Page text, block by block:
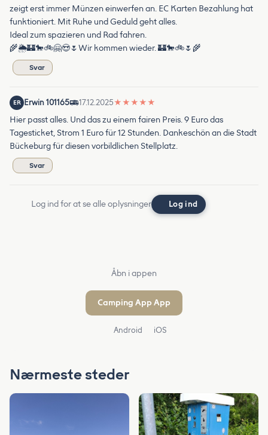
zeigt erst immer Münzen einwerfen an. EC Karten Bezahlung hat
funktioniert. Mit Ruhe und Geduld geht alles.
Ideal zum spazieren und Rad fahren.
🌾🌦🏰🐎🚲🤗😍🌷Wir kommen wieder. 🏰🐎🚲🌷🌾
Svar
ER Erwin 101165 17.12.2025★ ★ ★ ★ ★
Hier passt alles. Und das zu einem fairen Preis. 9 Euro das
Tagesticket, Strom 1 Euro für 12 Stunden. Dankeschön an die Stadt
Bückeburg für diesen vorbildlichen Stellplatz.
Svar
Log ind for at se alle oplysninger Log ind
Åbn i appen
Camping App App
Android iOS
Nærmeste steder